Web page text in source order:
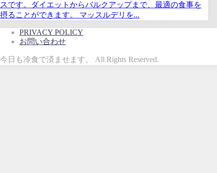
スです。ダイエットからバルクアップまで、最適の食事を
摂ることができます。 マッスルデリを...
PRIVACY POLICY
お問い合わせ
今日も冷食で済ませます。 All Rights Reserved.